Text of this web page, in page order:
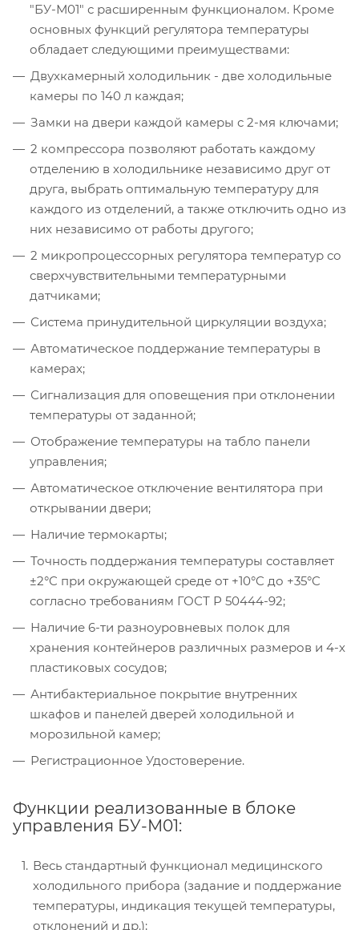
"БУ-М01" с расширенным функционалом. Кроме
основных функций регулятора температуры
обладает следующими преимуществами:
Двухкамерный холодильник - две холодильные
камеры по 140 л каждая;
Замки на двери каждой камеры с 2-мя ключами;
2 компрессора позволяют работать каждому
отделению в холодильнике независимо друг от
друга, выбрать оптимальную температуру для
каждого из отделений, а также отключить одно из
них независимо от работы другого;
2 микропроцессорных регулятора температур со
сверхчувствительными температурными
датчиками;
Система принудительной циркуляции воздуха;
Автоматическое поддержание температуры в
камерах;
Сигнализация для оповещения при отклонении
температуры от заданной;
Отображение температуры на табло панели
управления;
Автоматическое отключение вентилятора при
открывании двери;
Наличие термокарты;
Точность поддержания температуры составляет
±2°C при окружающей среде от +10°C до +35°C
согласно требованиям ГОСТ Р 50444-92;
Наличие 6-ти разноуровневых полок для
хранения контейнеров различных размеров и 4-х
пластиковых сосудов;
Антибактериальное покрытие внутренних
шкафов и панелей дверей холодильной и
морозильной камер;
Регистрационное Удостоверение.
Функции реализованные в блоке
управления БУ-М01:
Весь стандартный функционал медицинского
холодильного прибора (задание и поддержание
температуры, индикация текущей температуры,
отклонений и др.);